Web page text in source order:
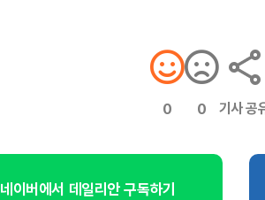
0 0 기사 공
네이버에서 데일리안 구독하기